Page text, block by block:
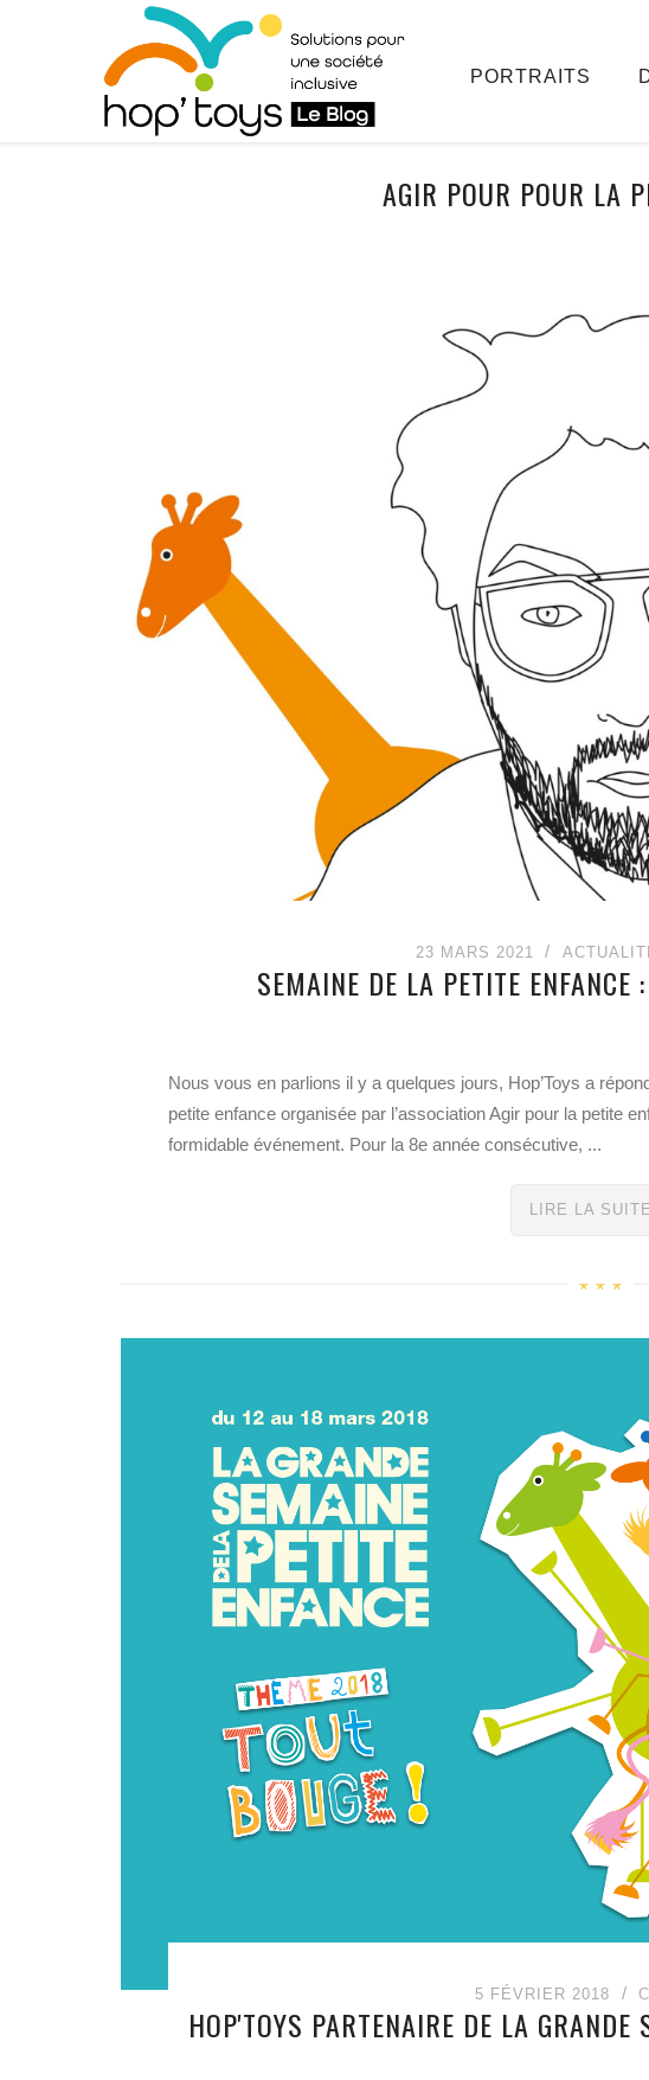
PORTRAITS
AGIR POUR POUR LA
23 MARS 2021
SEMAINE DE LA PETITE
Nous vous en parlions il y a quelques jours, Hop’Toys a
petite enfance organisée par l’association Agir pour la petite
formidable événement. Pour la 8e année consécutive, ...
LIRE LA SUITE
5 FÉVRIER 2018
HOP'TOYS PARTENAIRE DE LA GRANDE